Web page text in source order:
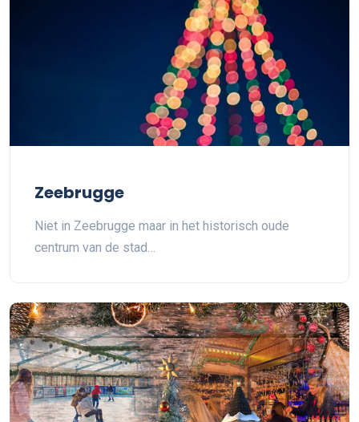
Zeebrugge
Niet in Zeebrugge maar in het historisch oude
centrum van de stad…